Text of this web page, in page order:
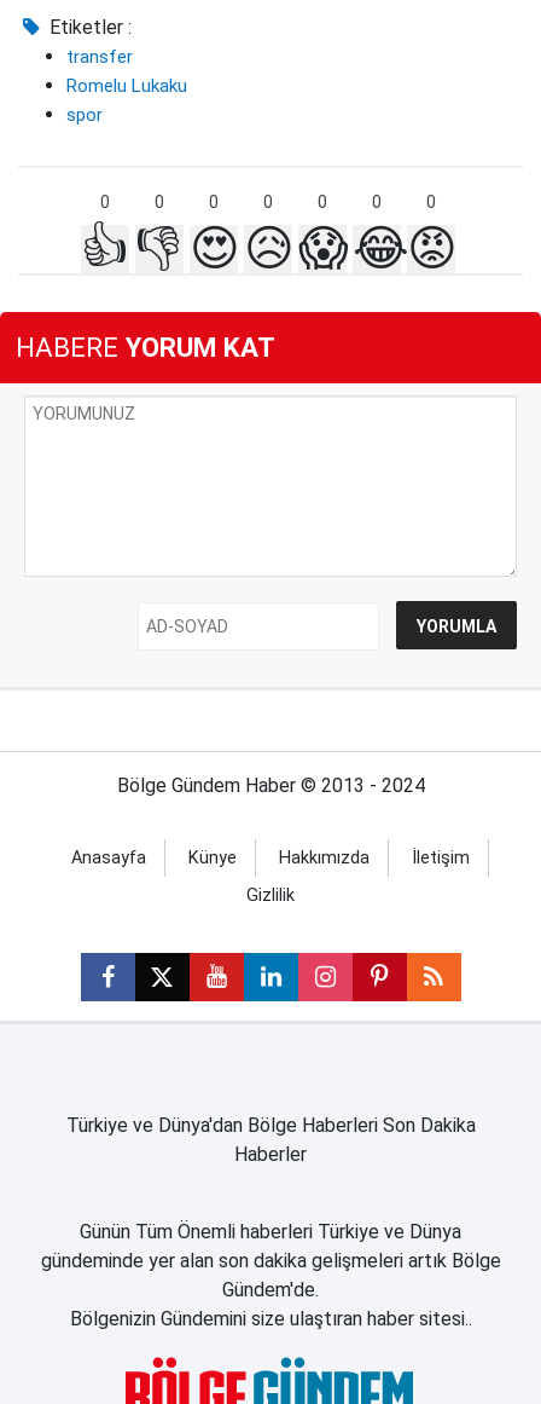
Etiketler :
transfer
Romelu Lukaku
spor
0 0 0 0 0 0 0
👍 👎 😍😥😱😂😡
HABERE YORUM KAT
Bölge Gündem Haber © 2013 - 2024
Anasayfa Künye Hakkımızda
İletişim
Gizlilik
Türkiye ve Dünya'dan Bölge Haberleri Son Dakika
Haberler
Günün Tüm Önemli haberleri Türkiye ve Dünya
gündeminde yer alan son dakika gelişmeleri artık Bölge
Gündem'de.
Bölgenizin Gündemini size ulaştıran haber sitesi..